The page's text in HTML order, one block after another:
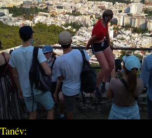
Tanév: